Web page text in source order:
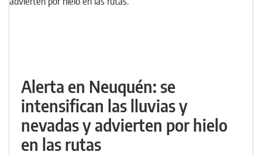
Alerta en Neuquén: se
intensifican las lluvias y
nevadas y advierten por hielo
en las rutas